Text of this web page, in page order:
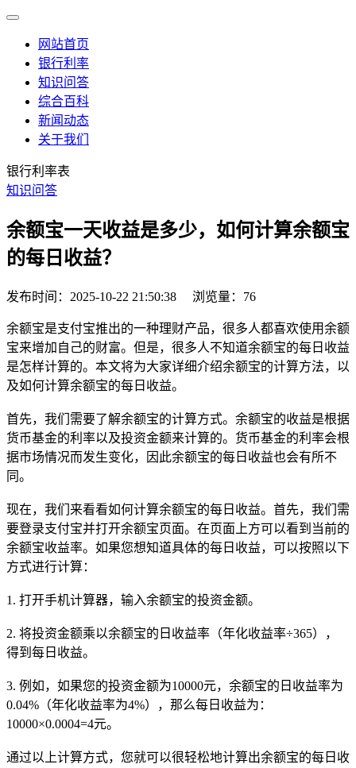
网站首页
银行利率
知识问答
综合百科
新闻动态
关于我们
银行利率表
知识问答
余额宝一天收益是多少，如何计算余额宝
的每日收益？
发布时间：2025-10-22 21:50:38 浏览量：76
余额宝是支付宝推出的一种理财产品，很多人都喜欢使用余额
宝来增加自己的财富。但是，很多人不知道余额宝的每日收益
是怎样计算的。本文将为大家详细介绍余额宝的计算方法，以
及如何计算余额宝的每日收益。
首先，我们需要了解余额宝的计算方式。余额宝的收益是根据
货币基金的利率以及投资金额来计算的。货币基金的利率会根
据市场情况而发生变化，因此余额宝的每日收益也会有所不
同。
现在，我们来看看如何计算余额宝的每日收益。首先，我们需
要登录支付宝并打开余额宝页面。在页面上方可以看到当前的
余额宝收益率。如果您想知道具体的每日收益，可以按照以下
方式进行计算：
1. 打开手机计算器，输入余额宝的投资金额。
2. 将投资金额乘以余额宝的日收益率（年化收益率÷365），
得到每日收益。
3. 例如，如果您的投资金额为10000元，余额宝的日收益率为
0.04%（年化收益率为4%），那么每日收益为：
10000×0.0004=4元。
通过以上计算方式，您就可以很轻松地计算出余额宝的每日收